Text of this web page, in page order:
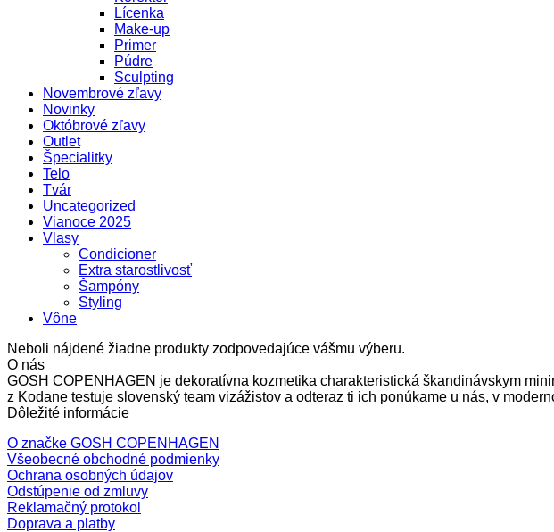
Lícenka
Make-up
Primer
Púdre
Sculpting
Novembrové zľavy
Novinky
Októbrové zľavy
Outlet
Špecialitky
Telo
Tvár
Uncategorized
Vianoce 2025
Vlasy
Condicioner
Extra starostlivosť
Šampóny
Styling
Vône
Neboli nájdené žiadne produkty zodpovedajúce vášmu výberu.
O nás
GOSH COPENHAGEN je dekoratívna kozmetika charakteristická škandinávskym
z Kodane testuje slovenský team vizážistov a odteraz ti ich ponúkame u nás, v
Dôležité informácie
O značke GOSH COPENHAGEN
Všeobecné obchodné podmienky
Ochrana osobných údajov
Odstúpenie od zmluvy
Reklamačný protokol
Doprava a platby